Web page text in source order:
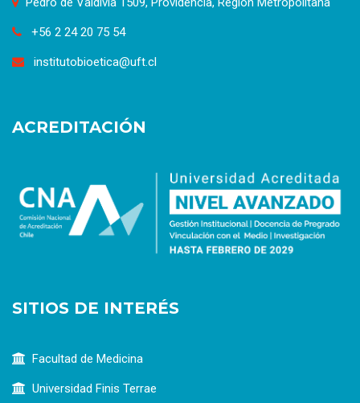
+56 2 24 20 75 54
institutobioetica@uft.cl
ACREDITACIÓN
SITIOS DE INTERÉS
Facultad de Medicina
Universidad Finis Terrae